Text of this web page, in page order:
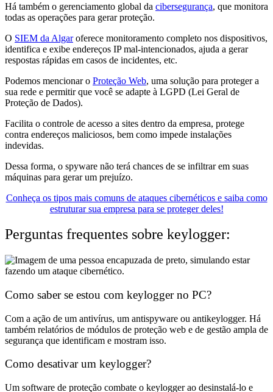
Há também o gerenciamento global da cibersegurança, que monitora
todas as operações para gerar proteção.
O SIEM da Algaroferece monitoramento completo nos dispositivos,
identifica e exibe endereços IP mal-intencionados, ajuda a gerar
respostas rápidas em casos de incidentes, etc.
Podemos mencionar o Proteção Web, uma solução para proteger a
sua rede e permitir que você se adapte à LGPD (Lei Geral de
Proteção de Dados).
Facilita o controle de acesso a sites dentro da empresa, protege
contra endereços maliciosos, bem como impede instalações
indevidas.
Dessa forma, o spyware não terá chances de se infiltrar em suas
máquinas para gerar um prejuízo.
Conheça os tipos mais comuns de ataques cibernéticos e saiba como
estruturar sua empresa para se proteger deles!
Perguntas frequentes sobre keylogger:
Como saber se estou com keylogger no PC?
Com a ação de um antivírus, um antispyware ou antikeylogger. Há
também relatórios de módulos de proteção web e de gestão ampla de
segurança que identificam e mostram isso.
Como desativar um keylogger?
Um software de proteção combate o keylogger ao desinstalá-lo e